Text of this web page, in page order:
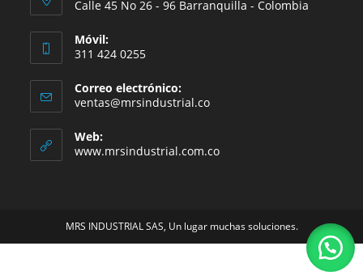
Calle 45 No 26 - 96 Barranquilla - Colombia
Móvil:
311 424 0255
Correo electrónico:
ventas@mrsindustrial.coSe
tu
aplicación
Web:
www.mrsindustrial.com.co
MRS INDUSTRIAL SAS, Un lugar muchas soluciones.